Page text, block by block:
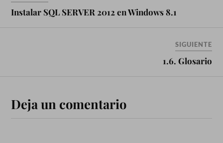
Instalar SQL SERVER 2012 en Windows 8.1
SIGUIENTE
1.6. Glosario
Deja un comentario